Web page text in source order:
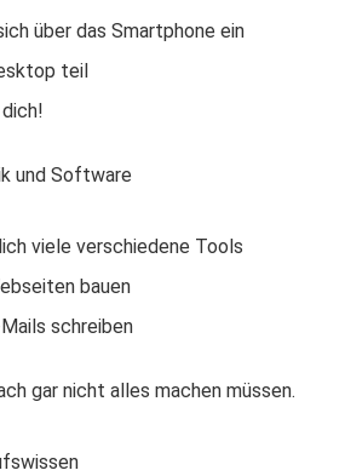
über das Smartphone ein
teil
und Software
viele verschiedene Tools
bauen
schreiben
gar nicht alles machen müssen.